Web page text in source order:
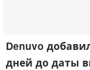
Denuvo
дней до даты